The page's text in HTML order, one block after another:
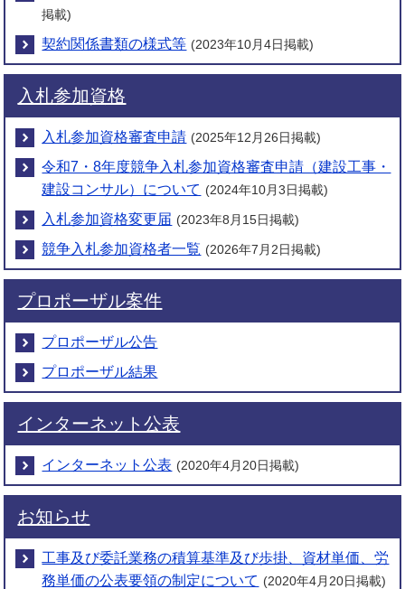
掲載)
契約関係書類の様式等 (2023年10月4日掲載)
入札参加資格
入札参加資格審査申請 (2025年12月26日掲載)
令和7・8年度競争入札参加資格審査申請（建設工事・
建設コンサル）について (2024年10月3日掲載)
入札参加資格変更届 (2023年8月15日掲載)
競争入札参加資格者一覧 (2026年7月2日掲載)
プロポーザル案件
プロポーザル公告
プロポーザル結果
インターネット公表
インターネット公表 (2020年4月20日掲載)
お知らせ
工事及び委託業務の積算基準及び歩掛、資材単価、労
務単価の公表要領の制定について (2020年4月20日掲載)